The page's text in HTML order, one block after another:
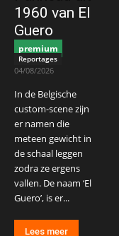
1960 van El
Guero
premium
Reportages
04/08/2026
In de Belgische
custom-scene zijn
er namen die
meteen gewicht in
de schaal leggen
zodra ze ergens
vallen. De naam ‘El
Guero’, is er...
Lees meer